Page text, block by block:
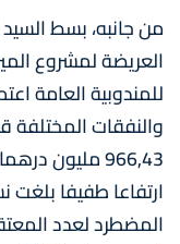
من جانبه، بسط
العريضة لمشروع
للمندوبية العامة
المضطرد لعدد